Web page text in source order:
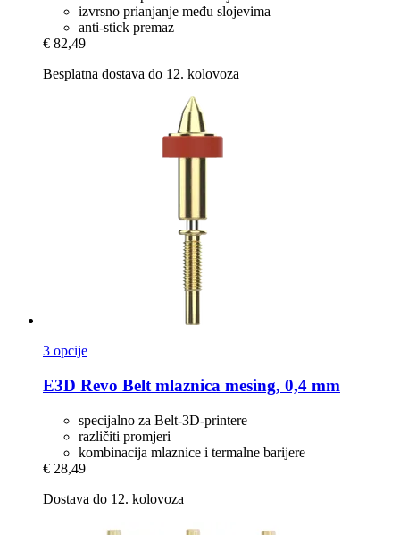
izvrsno prianjanje među slojevima
anti-stick premaz
€ 82,49
Besplatna dostava do 12. kolovoza
3 opcije
E3D Revo Belt mlaznica mesing, 0,4 mm
specijalno za Belt-3D-printere
različiti promjeri
kombinacija mlaznice i termalne barijere
€ 28,49
Dostava do 12. kolovoza